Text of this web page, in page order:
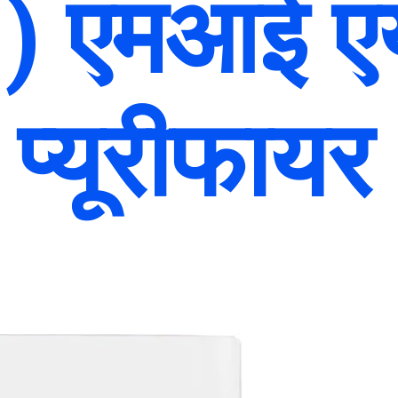
एमआई
प्यूरीफायर